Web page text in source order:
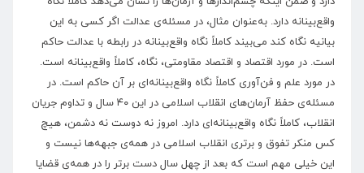
واقع‌بینانه دارد. به‌عنوان مثال، در مسئله‌ی عدالت اگر کسی به این
بیانیه نگاه کند می‌بیند کاملاً نگاه واقع‌بینانه در رابطه با عدالت حاکم
است. در مورد اقتصاد و اقتصاد مقاومتی، نگاه، کاملاً واقع‌بینانه است.
در مورد علم و فن‌آوری کاملاً‌ نگاه واقع‌بینانه‌ای بر آن حاکم است. در
مسئله‌ی حفظ آرمان‌های انقلاب اسلامی در این ۴۰ سال و تداوم جریان
انقلاب، کاملاً نگاه واقع‌بینانه‌ای دارد. امروز نه دوست نه دشمن، هیچ
کس منکر تفوق و برتری انقلاب اسلامی در همه‌ی جبهه‌ها نیست و
این خیلی مهم است که بعد از چهل سال دست برتر را در همه‌ی قضایا